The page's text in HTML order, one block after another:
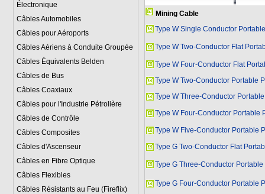
Électronique
Câbles Automobiles
Câbles pour Aéroports
Câbles Aériens à Conduite Groupée
Câbles Équivalents Belden
Câbles de Bus
Câbles Coaxiaux
Câbles pour l'Industrie Pétrolière
Câbles de Contrôle
Câbles Composites
Câbles d'Ascenseur
Câbles en Fibre Optique
Câbles Flexibles
Câbles Résistants au Feu (Fireflix)
Mining Cable
Type W Single Conductor
Type W Two-Conductor Flat
Type W Four-Conductor Flat
Type W Two-Conductor Portable
Type W Three-Conductor
Type W Four-Conductor Portable
Type W Five-Conductor Portable
Type G Two-Conductor Flat
Type G Three-Conductor
Type G Four-Conductor Portable